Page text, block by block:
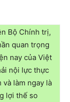
Bộ Chính trị,
quan trọng
nay của Việt
nội lực thực
và làm ngay là
lợi thế so